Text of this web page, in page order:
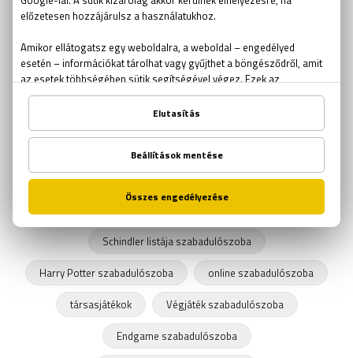
flow elmélet
horror
szabadulószoba gyerekeknek
betörő
iskolai szabadulószoba
találós kérdés
csapda
Sissi szabadulószoba
szabadulószoba ajándékutalvány
Schindler listája szabadulószoba
Harry Potter szabadulószoba
online szabadulószoba
társasjátékok
Végjáték szabadulószoba
Endgame szabadulószoba